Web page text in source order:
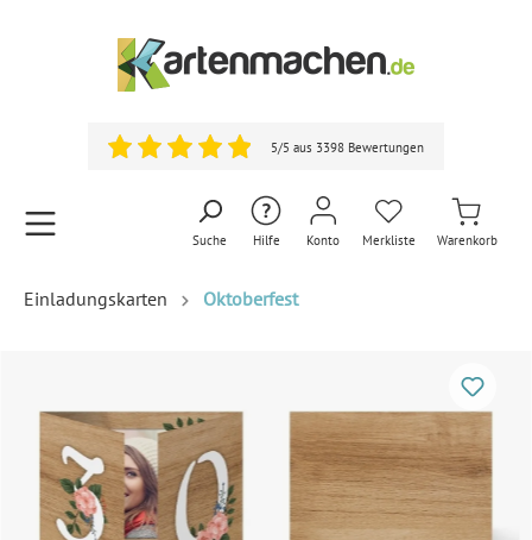
5/5 aus 3398 Bewertungen
Suche Hilfe Konto Merkliste Warenkorb
Einladungskarten Oktoberfest